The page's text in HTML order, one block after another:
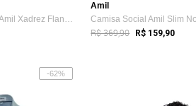
Camisa Masculina Amil Xadrez Flanelado A...
Amil
R$ 369,90 R$ 159,90
-62%